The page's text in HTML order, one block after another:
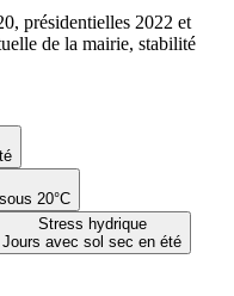
20°C
Stress hydrique
Jours avec sol sec en été
présidentielles 2022 et
de la mairie, stabilité